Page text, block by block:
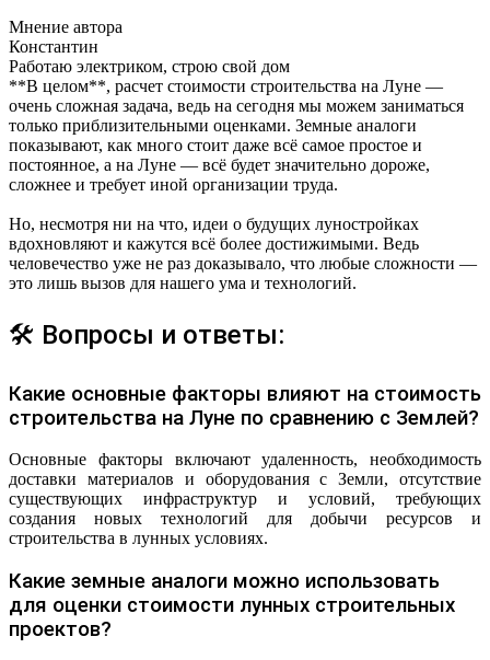
Мнение автора
Константин
Работаю электриком, строю свой дом
**В целом**, расчет стоимости строительства на Луне —
очень сложная задача, ведь на сегодня мы можем заниматься
только приблизительными оценками. Земные аналоги
показывают, как много стоит даже всё самое простое и
постоянное, а на Луне — всё будет значительно дороже,
сложнее и требует иной организации труда.
Но, несмотря ни на что, идеи о будущих луностройках
вдохновляют и кажутся всё более достижимыми. Ведь
человечество уже не раз доказывало, что любые сложности —
это лишь вызов для нашего ума и технологий.
🛠 Вопросы и ответы:
Какие основные факторы влияют на стоимость
строительства на Луне по сравнению с Землей?
Основные факторы включают удаленность, необходимость
доставки материалов и оборудования с Земли, отсутствие
существующих инфраструктур и условий, требующих
создания новых технологий для добычи ресурсов и
строительства в лунных условиях.
Какие земные аналоги можно использовать
для оценки стоимости лунных строительных
проектов?